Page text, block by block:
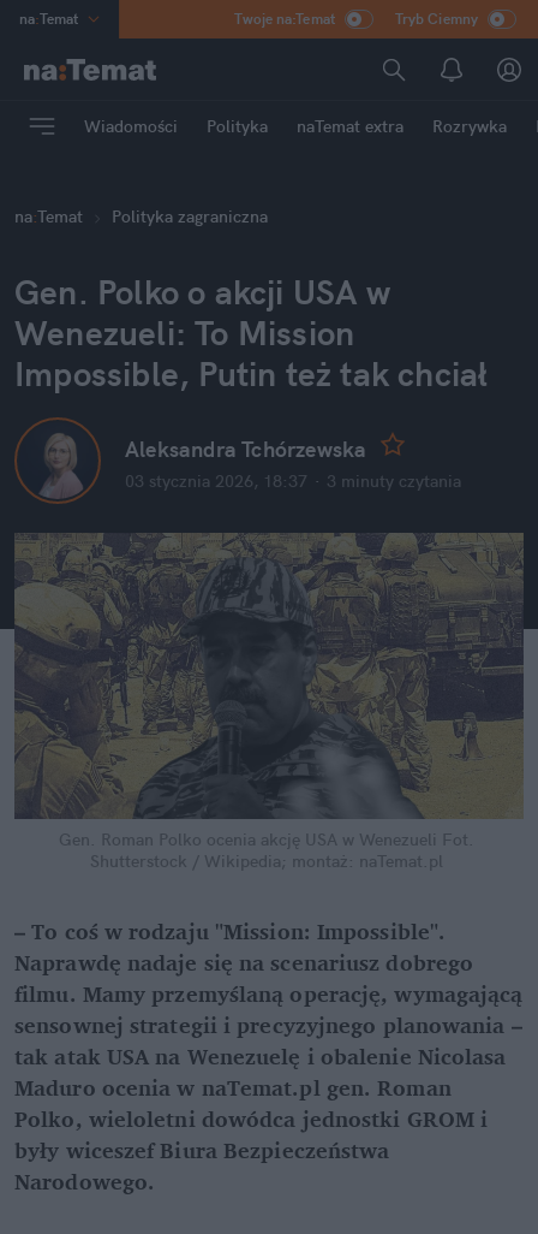
na:Temat
Poland
mama
Rozrywka
Twoje na:Temat Tryb Ciemny
Wiadomości Polityka naTemat extra Rozrywka
na:Temat Polityka zagraniczna
Gen. Polko o akcji USA w
Wenezueli: To Mission
Impossible, Putin też tak chciał
Aleksandra Tchórzewska
03 stycznia 2026, 18:37 · 3 minuty czytania
Gen. Roman Polko ocenia akcję USA w Wenezueli Fot.
Shutterstock / Wikipedia; montaż: naTemat.pl
– To coś w rodzaju "Mission: Impossible".
Naprawdę nadaje się na scenariusz dobrego
filmu. Mamy przemyślaną operację, wymagającą
sensownej strategii i precyzyjnego planowania –
tak atak USA na Wenezuelę i obalenie Nicolasa
Maduro ocenia w naTemat.pl gen. Roman
Polko, wieloletni dowódca jednostki GROM i
były wiceszef Biura Bezpieczeństwa
Narodowego.